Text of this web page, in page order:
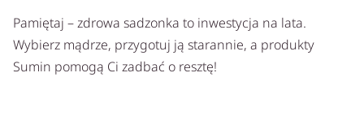
Pamiętaj – zdrowa sadzonka to inwestycja na lata.
Wybierz mądrze, przygotuj ją starannie, a produkty
Sumin pomogą Ci zadbać o resztę!